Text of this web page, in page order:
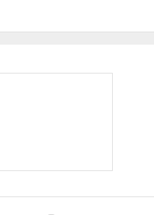
中国设
版
技有限
发展有限